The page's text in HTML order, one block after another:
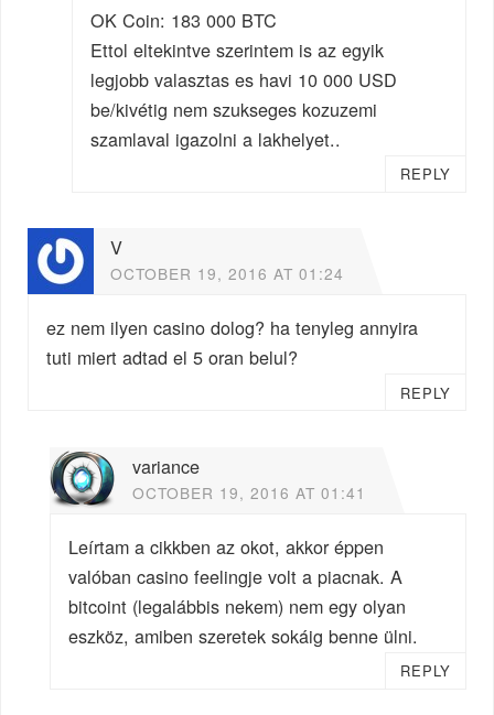
OK Coin: 183 000 BTC
Ettol eltekintve szerintem is az egyik
legjobb valasztas es havi 10 000 USD
be/kivétig nem szukseges kozuzemi
szamlaval igazolni a lakhelyet..
REPLY
V
OCTOBER 19, 2016 AT 01:24
ez nem ilyen casino dolog? ha tenyleg annyira
tuti miert adtad el 5 oran belul?
REPLY
variance
OCTOBER 19, 2016 AT 01:41
Leírtam a cikkben az okot, akkor éppen
valóban casino feelingje volt a piacnak. A
bitcoint (legalábbis nekem) nem egy olyan
eszköz, amiben szeretek sokáig benne ülni.
REPLY